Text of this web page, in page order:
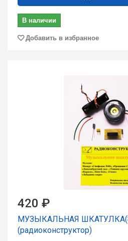
В наличии
Добавить в избранное
420 ₽
МУЗЫКАЛЬНАЯ
(радиоконструктор)